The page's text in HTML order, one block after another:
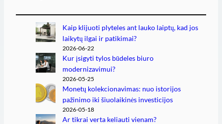
Kaip klijuoti plyteles ant lauko laiptų, kad jos
laikytų ilgai ir patikimai?
2026-06-22
Kur įsigyti tylos būdeles biuro
modernizavimui?
2026-05-25
Monetų kolekcionavimas: nuo istorijos
pažinimo iki šiuolaikinės investicijos
2026-05-18
Ar tikrai verta keliauti vienam?